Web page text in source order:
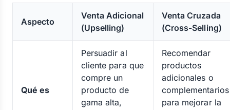
Aspecto
Venta Adicional
(Upselling)
Venta Cruzada
(Cross-Selling)
Qué es
Persuadir al
cliente para que
compre un
producto de
gama alta,
Recomendar
productos
adicionales o
complementarios
para mejorar la